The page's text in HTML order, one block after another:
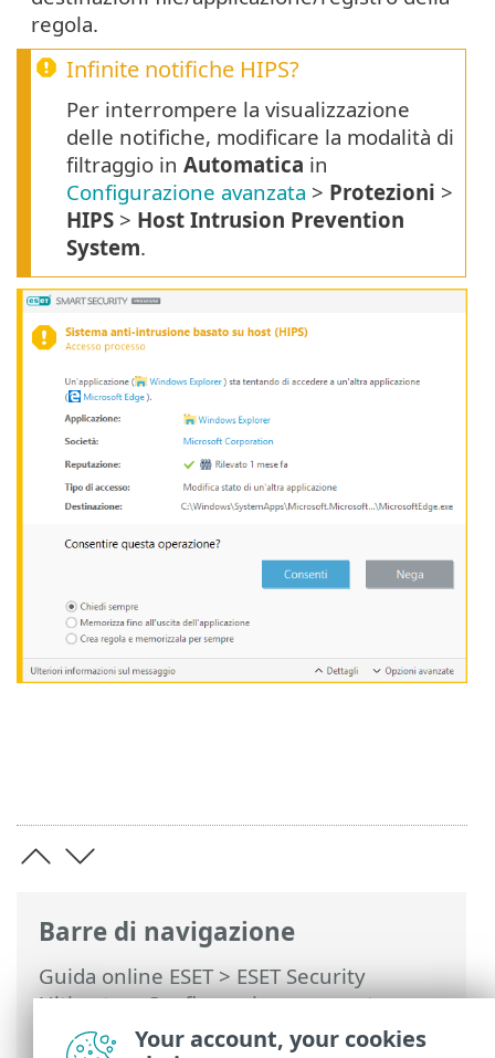
Barre di navigazione
Guida online ESET> ESET Security
Ultimate>Configurazione avanzata>
Controlli
>HIPS: Host Intrusion
regola.
Infinite notifiche HIPS?
Per interrompere la visualizzazione
delle notifiche, modificare la modalità di
filtraggio in Automatica in
Configurazione avanzata > Protezioni >
HIPS > Host Intrusion Prevention
System.
Your account, your cookies